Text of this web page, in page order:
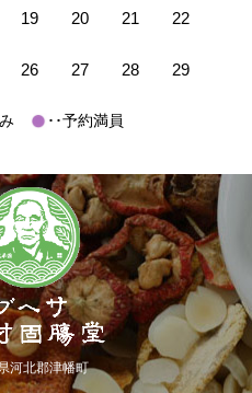
19 20 21 22
26 27 28 29
み ･･予約満員
河北郡津幡町